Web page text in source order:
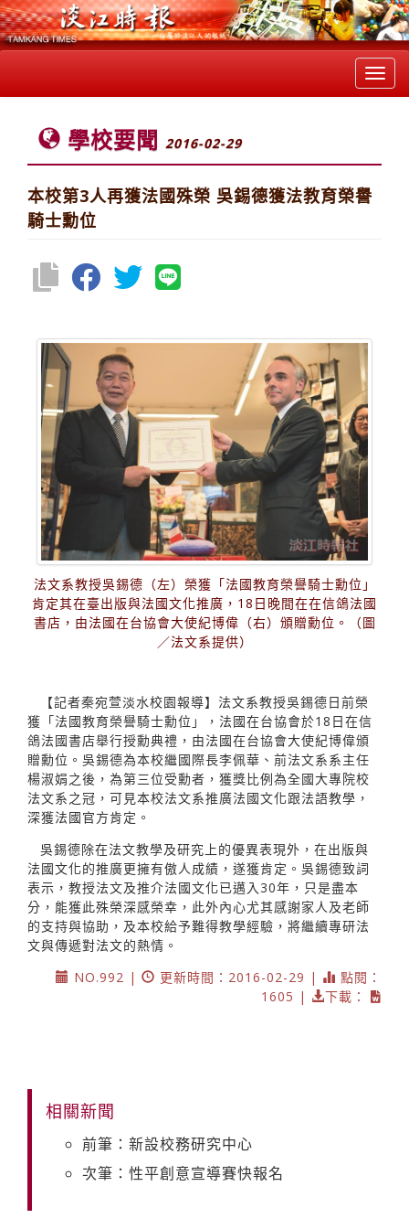
學校要聞 2016-02-29
本校第3人再獲法國殊榮 吳錫德獲法教育榮譽
騎士勳位
法文系教授吳錫德（左）榮獲「法國教育榮譽騎士勳位」
肯定其在臺出版與法國文化推廣，18日晚間在在信鴿法國
書店，由法國在台協會大使紀博偉（右）頒贈勳位。（圖
／法文系提供）
【記者秦宛萱淡水校園報導】法文系教授吳錫德日前榮
獲「法國教育榮譽騎士勳位」，法國在台協會於18日在信
鴿法國書店舉行授勳典禮，由法國在台協會大使紀博偉頒
贈勳位。吳錫德為本校繼國際長李佩華、前法文系系主任
楊淑娟之後，為第三位受勳者，獲獎比例為全國大專院校
法文系之冠，可見本校法文系推廣法國文化跟法語教學，
深獲法國官方肯定。
吳錫德除在法文教學及研究上的優異表現外，在出版與
法國文化的推廣更擁有傲人成績，遂獲肯定。吳錫德致詞
表示，教授法文及推介法國文化已邁入30年，只是盡本
分，能獲此殊榮深感榮幸，此外內心尤其感謝家人及老師
的支持與協助，及本校給予難得教學經驗，將繼續專研法
文與傳遞對法文的熱情。
NO.992 |
更新時間：2016-02-29 |
點閱：
1605 |
下載：
相關新聞
前筆：新設校務研究中心
次筆：性平創意宣導賽快報名